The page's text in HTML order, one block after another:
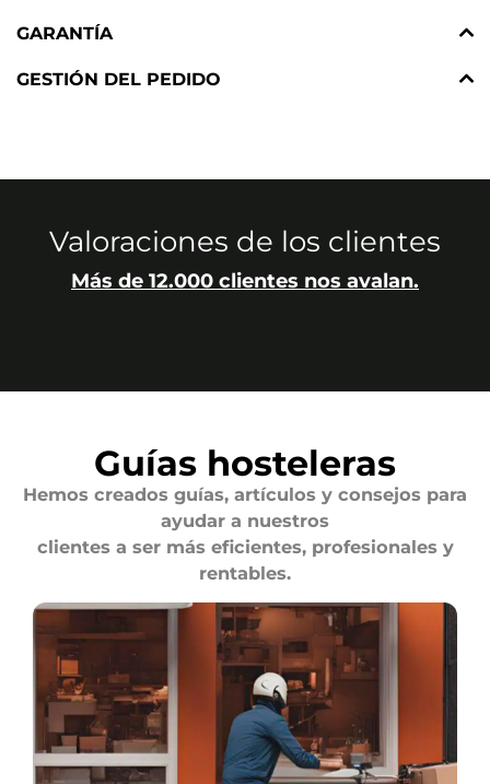
GARANTÍA
GESTIÓN DEL PEDIDO
Valoraciones de los clientes
Más de 12.000 clientes nos avalan.
Guías hosteleras
Hemos creados guías, artículos y consejos para
ayudar a nuestros
clientes a ser más eficientes, profesionales y
rentables.